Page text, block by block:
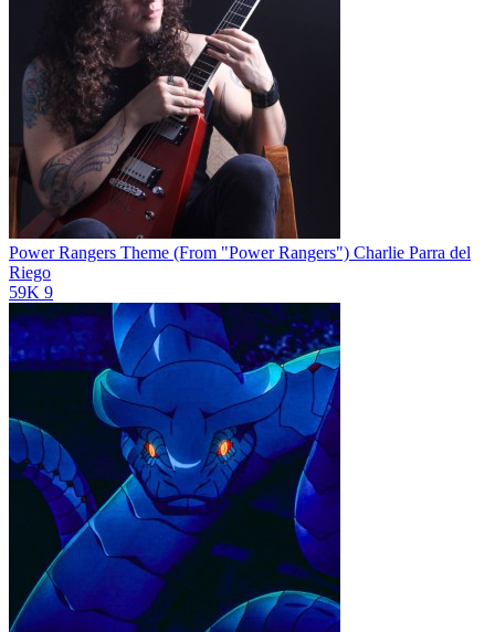
Power Rangers Theme (From "Power Rangers") Charlie Parra del
Riego
59K 9